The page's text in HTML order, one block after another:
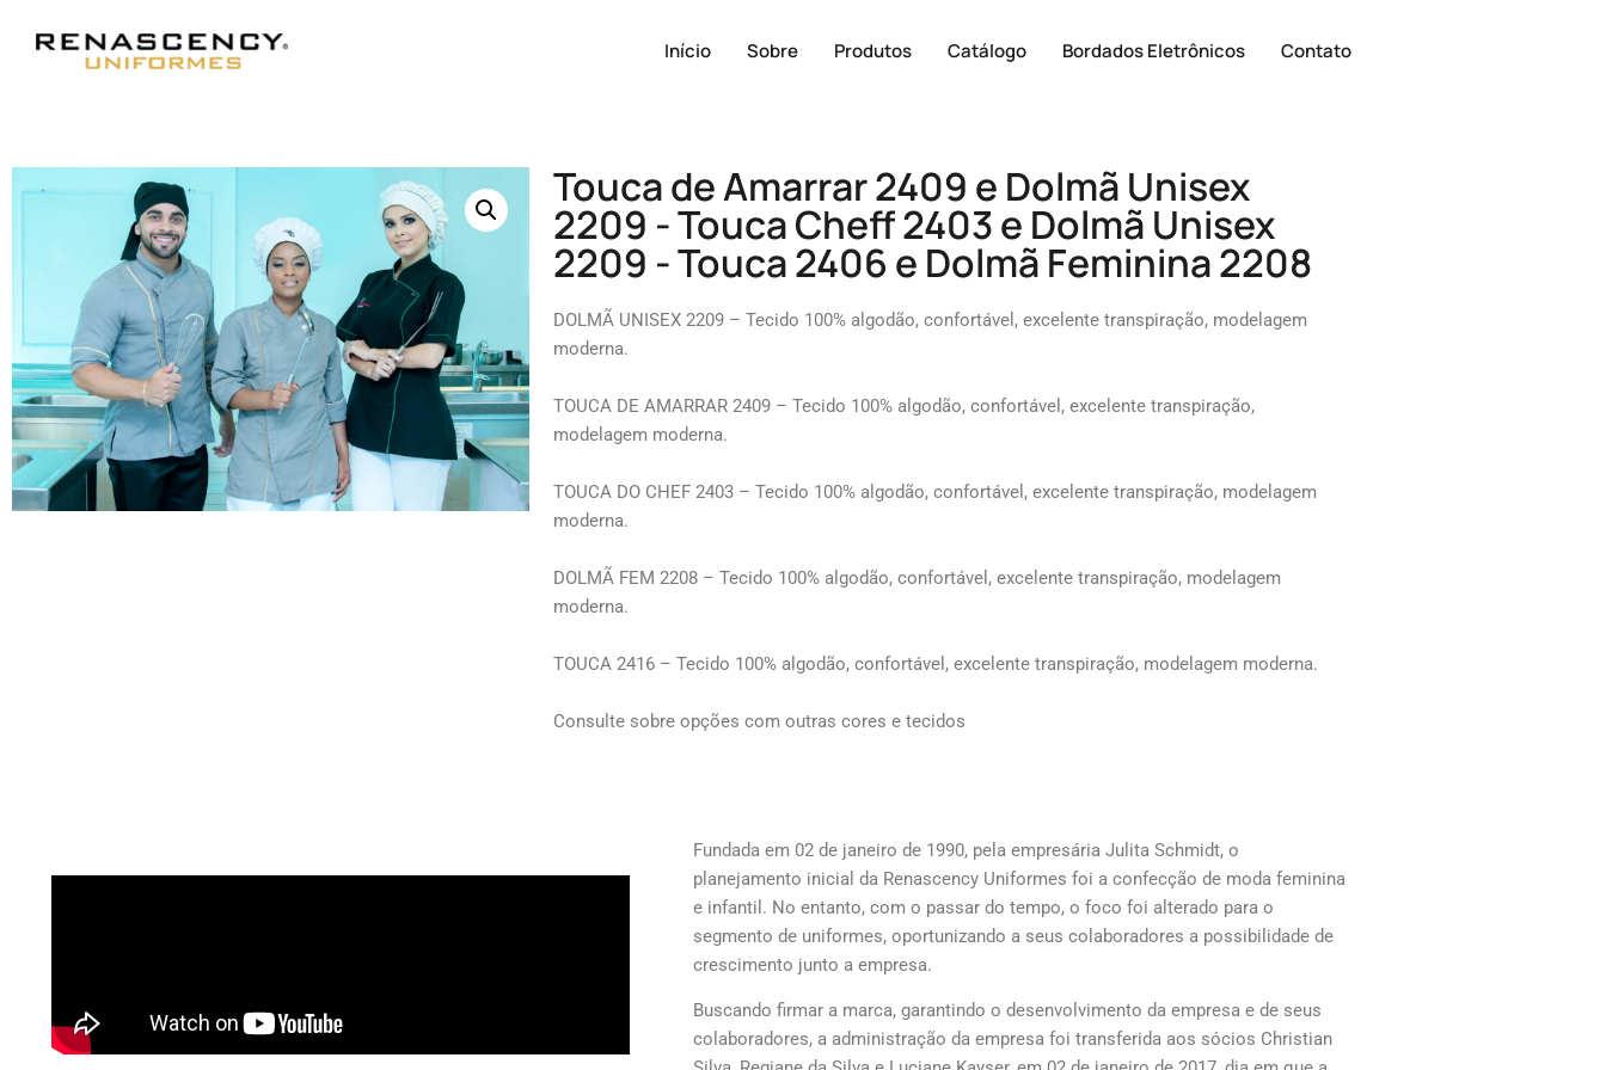
Início Sobre Produtos Catálogo Bordados Eletrônicos Contato
Touca de Amarrar 2409 e Dolmã Unisex
2209 - Touca Cheff 2403 e Dolmã Unisex
2209 - Touca 2406 e Dolmã Feminina 2208
DOLMÃ UNISEX 2209 – Tecido 100% algodão, confortável, excelente transpiração, modelagem
moderna.
TOUCA DE AMARRAR 2409 – Tecido 100% algodão, confortável, excelente transpiração,
modelagem moderna.
TOUCA DO CHEF 2403 – Tecido 100% algodão, confortável, excelente transpiração, modelagem
moderna.
DOLMÃ FEM 2208 – Tecido 100% algodão, confortável, excelente transpiração, modelagem
moderna.
TOUCA 2416 – Tecido 100% algodão, confortável, excelente transpiração, modelagem moderna.
Consulte sobre opções com outras cores e tecidos
Fundada em 02 de janeiro de 1990, pela empresária Julita Schmidt, o
planejamento inicial da Renascency Uniformes foi a confecção de moda feminina
e infantil. No entanto, com o passar do tempo, o foco foi alterado para o
segmento de uniformes, oportunizando a seus colaboradores a possibilidade de
crescimento junto a empresa.
Buscando firmar a marca, garantindo o desenvolvimento da empresa e de seus
colaboradores, a administração da empresa foi transferida aos sócios Christian